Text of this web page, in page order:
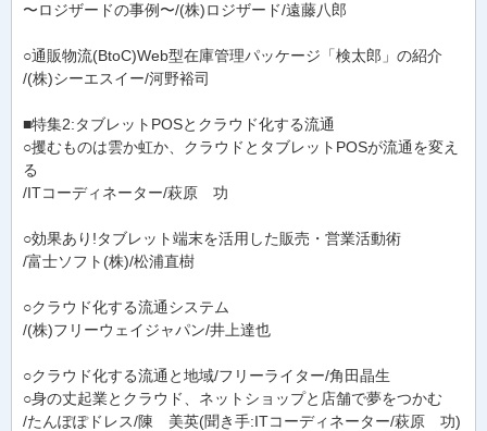
〜ロジザードの事例〜/(株)ロジザード/遠藤八郎
○通販物流(BtoC)Web型在庫管理パッケージ「検太郎」の紹介
/(株)シーエスイー/河野裕司
■特集2:タブレットPOSとクラウド化する流通
○攫むものは雲か虹か、クラウドとタブレットPOSが流通を変え
る
/ITコーディネーター/萩原 功
○効果あり!タブレット端末を活用した販売・営業活動術
/富士ソフト(株)/松浦直樹
○クラウド化する流通システム
/(株)フリーウェイジャパン/井上達也
○クラウド化する流通と地域/フリーライター/角田晶生
○身の丈起業とクラウド、ネットショップと店舗で夢をつかむ
/たんぽぽドレス/陳 美英(聞き手:ITコーディネーター/萩原 功)